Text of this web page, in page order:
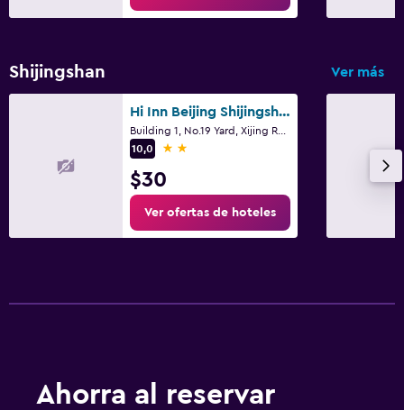
Shijingshan Ver más
Hi Inn Beijing Shijingshan Pingguo Yuan Metro Station
10,0
2 estrellas
$30
Ver ofertas de hoteles
Ahorra al reservar